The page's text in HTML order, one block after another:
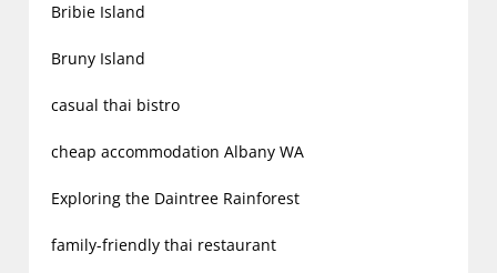
Bribie Island
Bruny Island
casual thai bistro
cheap accommodation Albany WA
Exploring the Daintree Rainforest
family-friendly thai restaurant